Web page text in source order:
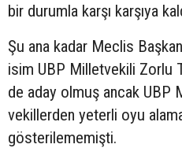
bir durumla karşı karşıya
Şu ana kadar Meclis
isim UBP Milletvekili Zorlu
de aday olmuş ancak UBP
vekillerden yeterli oyu
gösterilememişti.